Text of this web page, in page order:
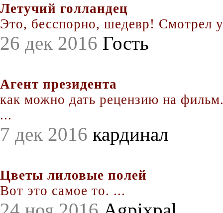
Летучий голландец
Это, бесспорно, шедевр! Смотрел
26 дек 2016 Гость
Агент президента
как можно дать рецензию на
...
7 дек 2016 кардинал
Цветы лиловые полей
Вот это самое то. ...